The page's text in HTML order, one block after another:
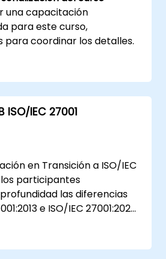
una capacitación
para este curso,
coordinar los detalles.
ISO/IEC 27001
en Transición a ISO/IEC
participantes
las diferencias
e ISO/IEC 27001:2022.
los nuevos conceptos
IEC 27001:2022.